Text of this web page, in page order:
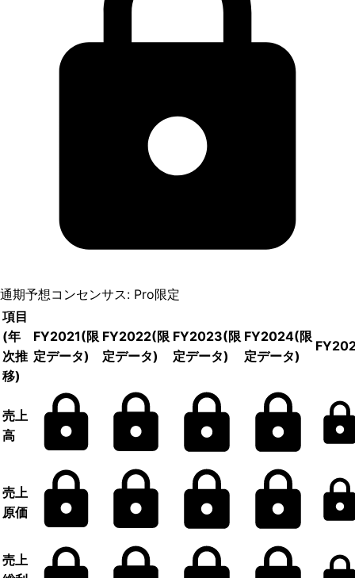
通期予想コンセンサス: Pro限定
項目
(年
次推
移)
FY2021(限
定データ)
FY2022(限
定データ)
FY2023(限
定データ)
FY2024(限
定データ)
売上
高
売上
原価
売上